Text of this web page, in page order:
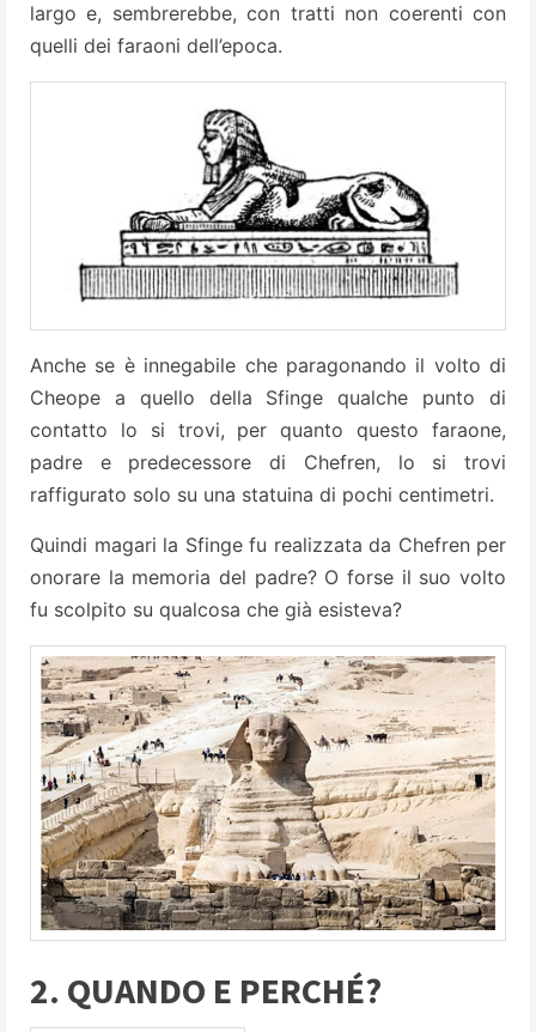
largo e, sembrerebbe, con tratti non coerenti con
quelli dei faraoni dell’epoca.
Anche se è innegabile che paragonando il volto di
Cheope a quello della Sfinge qualche punto di
contatto lo si trovi, per quanto questo faraone,
padre e predecessore di Chefren, lo si trovi
raffigurato solo su una statuina di pochi centimetri.
Quindi magari la Sfinge fu realizzata da Chefren per
onorare la memoria del padre? O forse il suo volto
fu scolpito su qualcosa che già esisteva?
2. QUANDO E PERCHÉ?